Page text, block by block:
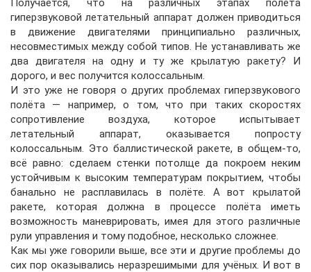
гиперзвуковой летательный аппарат должен приводиться
в движение двигателями принципиально различных,
несовместимых между собой типов. Не устанавливать же
два двигателя на одну и ту же крылатую ракету? И
дорого, и вес получится колоссальным.
И это уже не говоря о других проблемах гиперзвукового
полёта — например, о том, что при таких скоростях
сопротивление воздуха, которое испытывает
летательный аппарат, оказывается попросту
колоссальным. Это баллистической ракете, в общем-то,
всё равно: сделаем стенки потолще да покроем неким
устойчивым к высоким температурам покрытием, чтобы
банально не расплавилась в полёте. А вот крылатой
ракете, которая должна в процессе полёта иметь
возможность маневрировать, имея для этого различные
рули управления и тому подобное, несколько сложнее.
Как мы уже говорили выше, все эти и другие проблемы до
сих пор оказывались неразрешимыми для учёных. И вот в